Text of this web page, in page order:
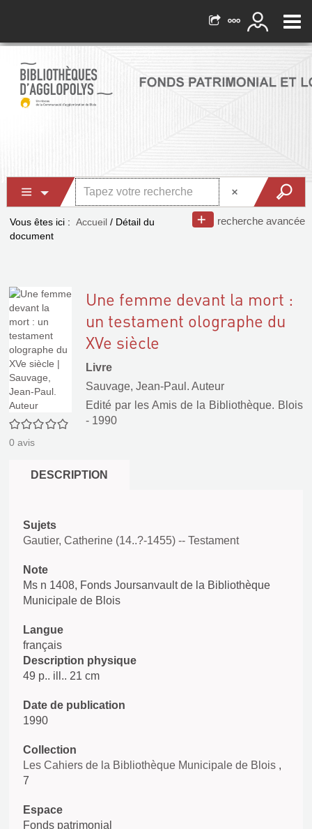
recherche avancée
Vous êtes ici : Accueil / Détail du
document
0/5
0 avis
Une femme devant la mort :
un testament olographe du
XVe siècle
Livre
Sauvage, Jean-Paul. Auteur
Edité par les Amis de la Bibliothèque. Blois
- 1990
DESCRIPTION
Sujets
Gautier, Catherine (14..?-1455) -- Testament
Note
Ms n 1408, Fonds Joursanvault de la Bibliothèque
Municipale de Blois
Langue
français
Description physique
49 p.. ill.. 21 cm
Date de publication
1990
Collection
Les Cahiers de la Bibliothèque Municipale de Blois ,
7
Espace
Fonds patrimonial